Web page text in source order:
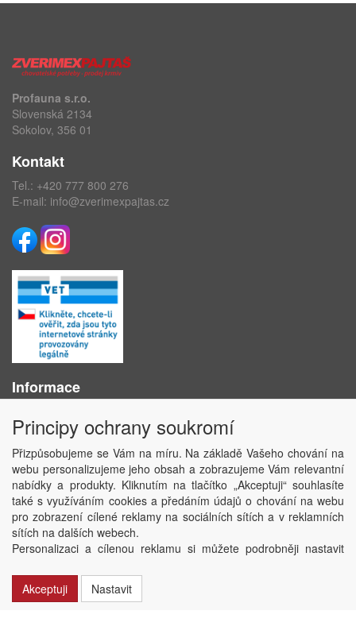
Profauna s.r.o.
Slovenská 2134
Sokolov, 356 01
Kontakt
Tel.: +420 777 800 276
E-mail: info@zverimexpajtas.cz
Informace
Obchodní podmínky
Ochrana osobních údajů
Kontakt
Losování účtenek
Aktuality
Nastavení soukromí
Copyright © ABRA Software a.s. 2020
Principy ochrany soukromí
Přizpůsobujeme se Vám na míru. Na základě Vašeho chování na
webu personalizujeme jeho obsah a zobrazujeme Vám relevantní
nabídky a produkty. Kliknutím na tlačítko „Akceptuji“ souhlasíte
také s využíváním cookies a předáním údajů o chování na webu
pro zobrazení cílené reklamy na sociálních sítích a v reklamních
sítích na dalších webech.
Personalizaci a cílenou reklamu si můžete podrobněji nastavit
Akceptuji
Nastavit